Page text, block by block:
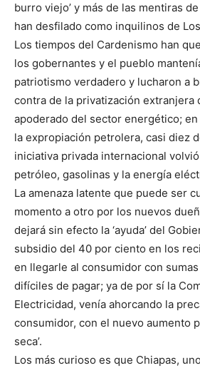
burro viejo’ y más de las mentiras
han desfilado como inquilinos de
Los tiempos del Cardenismo han
los gobernantes y el pueblo
patriotismo verdadero y lucharon a
contra de la privatización extranjera
apoderado del sector energético;
la expropiación petrolera, casi diez
iniciativa privada internacional
petróleo, gasolinas y la energía
La amenaza latente que puede ser
momento a otro por los nuevos
dejará sin efecto la ‘ayuda’ del
subsidio del 40 por ciento en los
en llegarle al consumidor con
difíciles de pagar; ya de por sí la
Electricidad, venía ahorcando la
consumidor, con el nuevo aumento
seca’.
Los más curioso es que Chiapas,